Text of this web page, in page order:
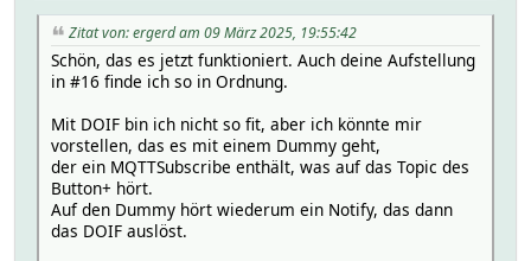
Zitat von: ergerd am 09 März 2025, 19:55:42
Schön, das es jetzt funktioniert. Auch deine Aufstellung
in #16 finde ich so in Ordnung.
Mit DOIF bin ich nicht so fit, aber ich könnte mir
vorstellen, das es mit einem Dummy geht,
der ein MQTTSubscribe enthält, was auf das Topic des
Button+ hört.
Auf den Dummy hört wiederum ein Notify, das dann
das DOIF auslöst.